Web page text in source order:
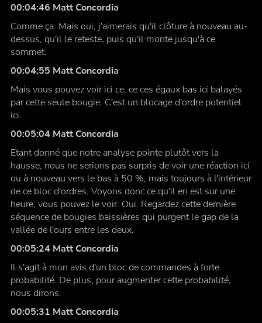
00:04:46 Matt Concordia
Comme ça. Mais oui, j'aimerais qu'il clôture à nouveau au-
dessus, qu'il le reteste, puis qu'il monte jusqu'à ce
sommet.
00:04:55 Matt Concordia
Mais vous pouvez voir ici ce, ce ces égaux bas ici balayés
par cette seule bougie. C'est un blocage d'ordre potentiel
ici.
00:05:04 Matt Concordia
Etant donné que notre analyse pointe plutôt vers la
hausse, nous ne serions pas surpris de voir une réaction ici
ou à nouveau vers le bas à 50 %, mais toujours à l'intérieur
de ce bloc d'ordres. Voyons donc ce qu'il en est sur une
heure, vous pouvez le voir. Oui. Regardez cette dernière
séquence de bougies baissières qui purgent le gap de la
vallée de l'ours entre les deux.
00:05:24 Matt Concordia
Il s'agit à mon avis d'un bloc de commandes à forte
probabilité. De plus, pour augmenter cette probabilité,
nous dirons.
00:05:31 Matt Concordia